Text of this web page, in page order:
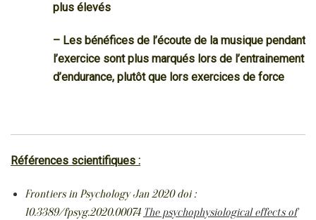
plus élevés
– Les bénéfices de l’écoute de la musique pendant
l’exercice sont plus marqués lors de l’entrainement
d’endurance, plutôt que lors exercices de force
Références scientifiques :
Frontiers in Psychology Jan 2020 doi :
10.3389/fpsyg.2020.00074 The psychophysiological effects of